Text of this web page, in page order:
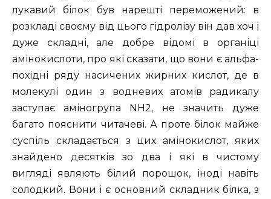
лукавий білок був нарешті переможений: в
розкладі своєму від цього гідролізу він дав хоч і
дуже складні, але добре відомі в органіці
амінокислоти, про які сказати, що вони є альфа-
похідні ряду насичених жирних кислот, де в
молекулі один з водневих атомів радикалу
заступає аміногрупа NH2, не значить дуже
багато пояснити читачеві. А проте білок майже
суспіль складається з цих амінокислот, яких
знайдено десятків зо два і які в чистому
вигляді являють білий порошок, іноді навіть
солодкий. Вони і є основний складник білка, з